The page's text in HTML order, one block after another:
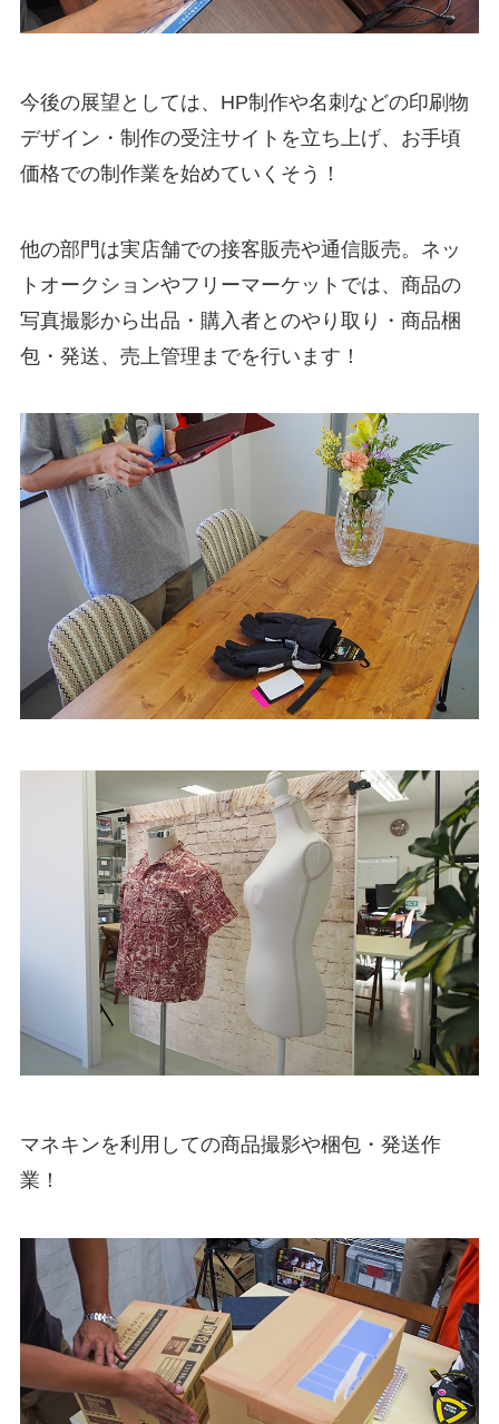
今後の展望としては、HP制作や名刺などの印刷物
デザイン・制作の受注サイトを立ち上げ、お手頃
価格での制作業を始めていくそう！
他の部門は実店舗での接客販売や通信販売。 ネッ
トオークションやフリーマーケットでは、商品の
写真撮影から出品・購入者とのやり取り・商品梱
包・発送、売上管理までを行います！
マネキンを利用しての商品撮影や梱包・発送作
業！